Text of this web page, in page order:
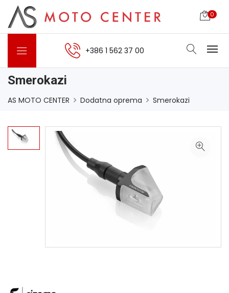
0
+386 1 562 37 00
Smerokazi
AS MOTO CENTER Dodatna oprema Smerokazi